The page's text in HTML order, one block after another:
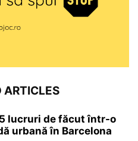
ARTICLES
lucruri de făcut într-o
urbană în Barcelona